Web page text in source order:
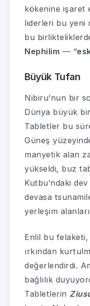
kökenine işaret
liderleri bu yeni
bu
Nephilim — “
Büyük Tufan
Nibiru’nun bir
Dünya büyük
Tabletler bu
Güneş
manyetik alan
yükseldi, buz
Kutbu’ndaki
devasa
yerleşim
Enlil bu
ırkından
değerlendirdi.
bağlılık
Tabletlerin